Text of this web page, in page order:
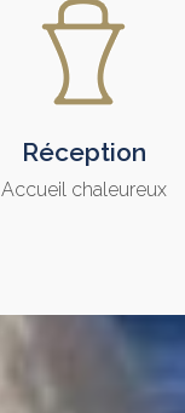
Réception
Accueil chaleureux